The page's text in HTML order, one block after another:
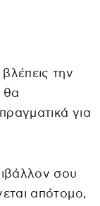
την
θα
για
σου
απότομο,